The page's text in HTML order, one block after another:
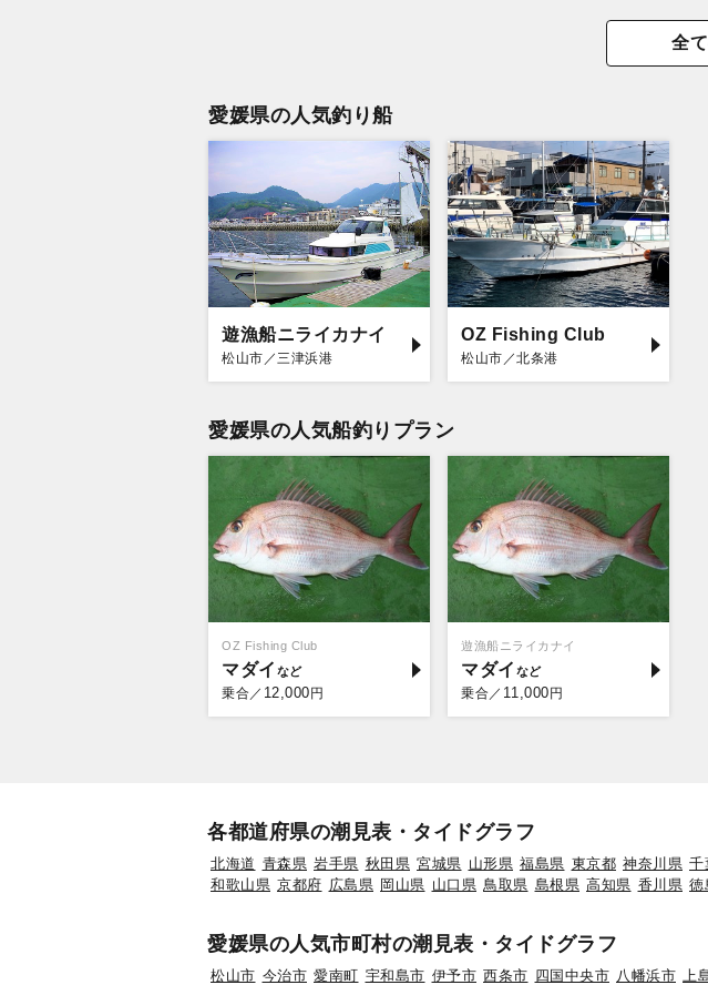
全
愛媛県の人気釣り船
遊漁船ニライカナイ
松山市／三津浜港
OZ Fishing Club
松山市／北条港
愛媛県の人気船釣りプラン
OZ Fishing Club
マダイ
乗合／ 12,000 円
遊漁船ニライカナイ
マダイ
乗合／ 11,000 円
各都道府県の潮見表・タイドグラフ
北海道 青森県 岩手県 秋田県 宮城県 山形県 福島県 東京都 神奈川県 千
和歌山県 京都府 広島県 岡山県 山口県 鳥取県 島根県 高知県 香川県 徳
愛媛県の人気市町村の潮見表・タイドグラフ
松山市 今治市 愛南町 宇和島市 伊予市 西条市 四国中央市 八幡浜市 上